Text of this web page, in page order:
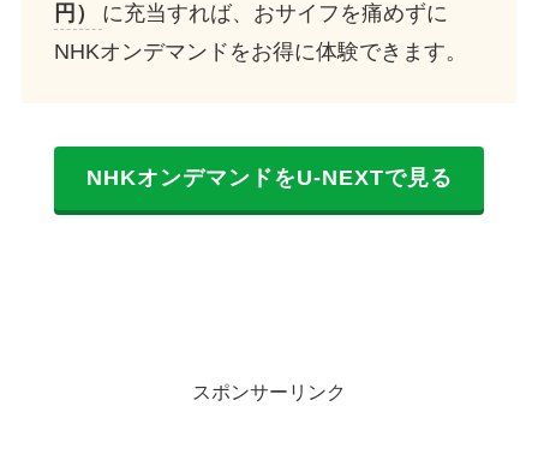
円）
に充当すれば、おサイフを痛めずに
NHKオンデマンドをお得に体験できます。
NHKオンデマンドをU-NEXTで見る
スポンサーリンク